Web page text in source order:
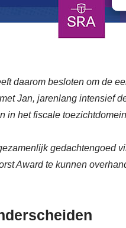
daarom besloten om de
Jan, jarenlang intensief
in het fiscale
gedachtengoed
Award te kunnen